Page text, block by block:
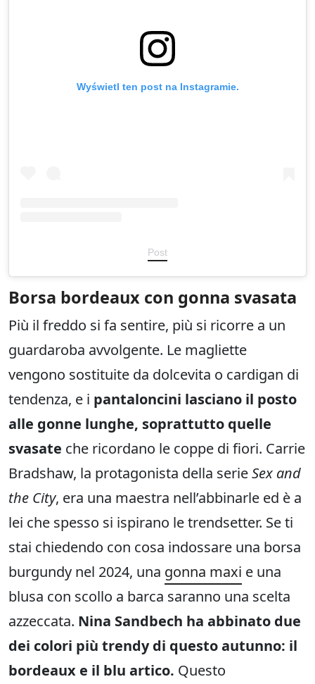
Wyświetl ten post na Instagramie.
Post
Borsa bordeaux con gonna svasata
Più il freddo si fa sentire, più si ricorre a un
guardaroba avvolgente. Le magliette
vengono sostituite da dolcevita o cardigan di
tendenza, e i pantaloncini lasciano il posto
alle gonne lunghe, soprattutto quelle
svasate che ricordano le coppe di fiori. Carrie
Bradshaw, la protagonista della serieSex and
the City, era una maestra nell’abbinarle ed è a
lei che spesso si ispirano le trendsetter. Se ti
stai chiedendo con cosa indossare una borsa
burgundy nel 2024, una gonna maxi e una
blusa con scollo a barca saranno una scelta
azzeccata. Nina Sandbech ha abbinato due
dei colori più trendy di questo autunno: il
bordeaux e il blu artico. Questo